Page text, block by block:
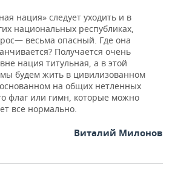
нация» следует уходить и в
национальных республиках,
весьма опасный. Где она
Получается очень
нация титульная, а в этой
мы будем жить в цивилизованном
на общих нетленных
флаг или гимн, которые можно
все нормально.
Виталий Милонов